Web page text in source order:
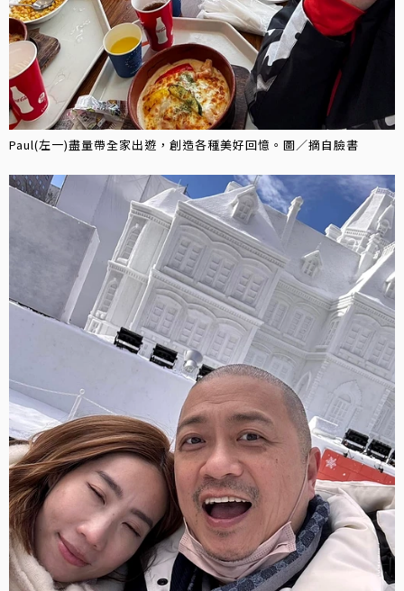
Paul(左一)盡量帶全家出遊，創造各種美好回憶。圖／摘自臉書